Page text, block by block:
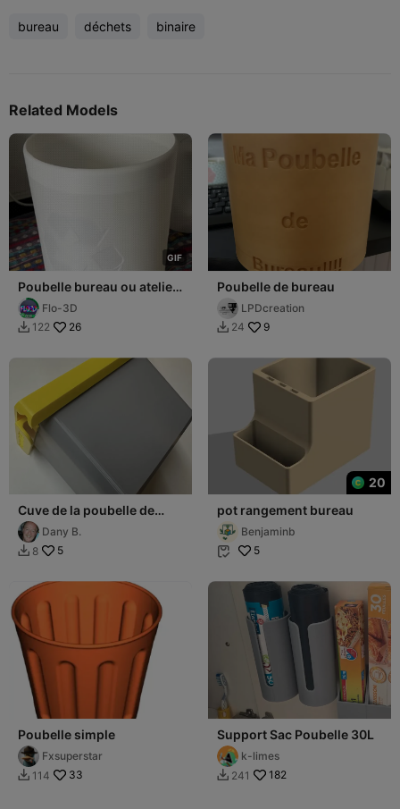
bureau déchets binaire
Related Models
GIF
Poubelle bureau ou atelier
280mm
Flo-3D
 122 26
Poubelle de bureau
LPDcreation
 24 9
Cuve de la poubelle de
bureauDany B.
 8 5
20
pot rangement bureau
Benjaminb
 5
Poubelle simple
Fxsuperstar
 114 33
Support Sac Poubelle 30L
k-limes
 241 182